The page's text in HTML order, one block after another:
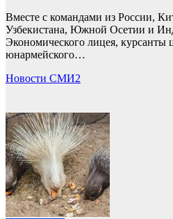
Вместе с командами из России,
Узбекистана, Южной Осетии и
Экономического лицея, курсанты
юнармейского…
Новости СМИ2